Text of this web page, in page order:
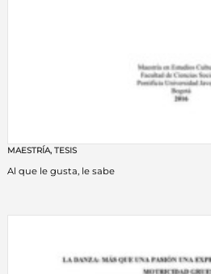
MAESTRÍA, TESIS
Al que le gusta, le sabe